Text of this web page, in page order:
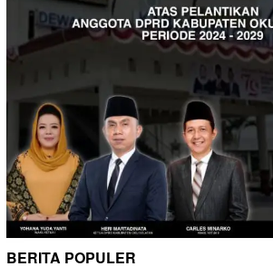
BERITA POPULER